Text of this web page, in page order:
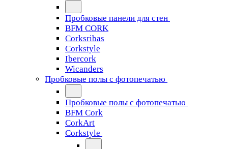
Пробковые панели для стен
BFM CORK
Corksribas
Corkstyle
Ibercork
Wicanders
Пробковые полы с фотопечатью
Пробковые полы с фотопечатью
BFM Cork
CorkArt
Corkstyle